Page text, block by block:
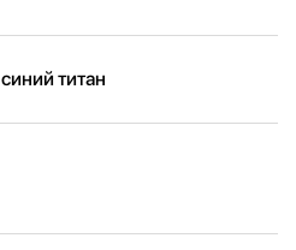
синий титан